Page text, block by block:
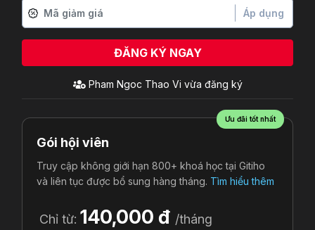
Áp dụng
ĐĂNG KÝ NGAY
Pham Ngoc Thao Vi vừa đăng ký
Ưu đãi tốt nhất
Gói hội viên
Truy cập không giới hạn 800+ khoá học tại Gitiho
và liên tục được bổ sung hàng tháng. Tìm hiểu thêm
Chỉ từ: 140,000 đ /tháng